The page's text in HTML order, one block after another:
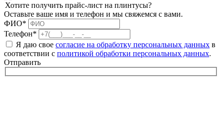
Хотите получить прайс-лист на плинтусы?
Оставьте ваше имя и телефон и мы свяжемся с вами.
ФИО*
Телефон*
Я даю свое согласие на обработку персональных данных в
соответствии с политикой обработки персональных данных.
Отправить